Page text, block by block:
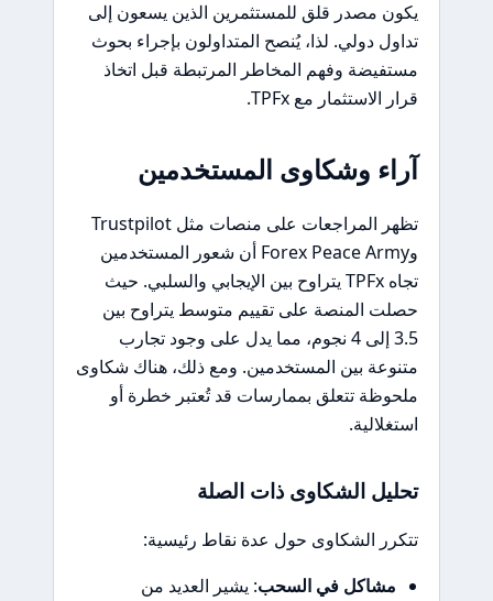
يكون مصدر قلق للمستثمرين الذين يسعون إلى
تداول دولي. لذا، يُنصح المتداولون بإجراء بحوث
مستفيضة وفهم المخاطر المرتبطة قبل اتخاذ
قرار الاستثمار مع TPFx.
آراء وشكاوى المستخدمين
تظهر المراجعات على منصات مثل Trustpilot
وForex Peace Army أن شعور المستخدمين
تجاه TPFx يتراوح بين الإيجابي والسلبي. حيث
حصلت المنصة على تقييم متوسط يتراوح بين
3.5 إلى 4 نجوم، مما يدل على وجود تجارب
متنوعة بين المستخدمين. ومع ذلك، هناك شكاوى
ملحوظة تتعلق بممارسات قد تُعتبر خطرة أو
استغلالية.
تحليل الشكاوى ذات الصلة
تتكرر الشكاوى حول عدة نقاط رئيسية:
مشاكل في السحب: يشير العديد من